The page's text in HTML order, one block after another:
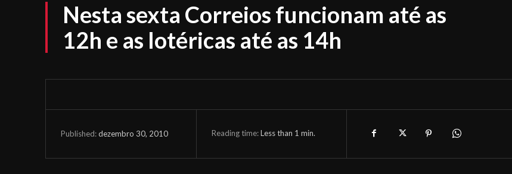
Nesta sexta Correios funcionam até as
12h e as lotéricas até as 14h
Published:dezembro 30, 2010 Reading time:Less than 1 min.